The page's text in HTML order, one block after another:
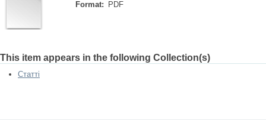
Format:
PDF
This item appears in the following Collection(s)
Статті